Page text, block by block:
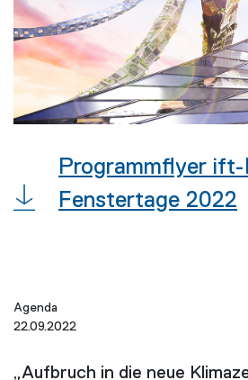
Programmflyer ift-
Fenstertage 2022
Agenda
22.09.2022
„Aufbruch in die neue